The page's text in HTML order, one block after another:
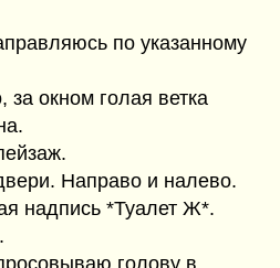
по указанному
за окном голая ветка
Направо и налево.
надпись *Туалет Ж*.
голову в